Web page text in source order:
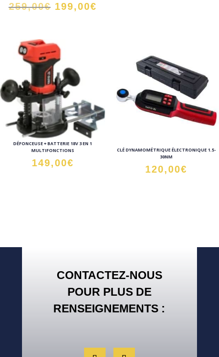
259,00€ Le
était :
259,00€.
199,00€
199,00€.
DÉFONCEUSE + BATTERIE 18V 3 EN 1
MULTIFONCTIONS
149,00€
CLÉ DYNAMOMÉTRIQUE ÉLECTRONIQUE 1.5-
30NM
120,00€
CONTACTEZ-NOUS
POUR PLUS DE
RENSEIGNEMENTS :